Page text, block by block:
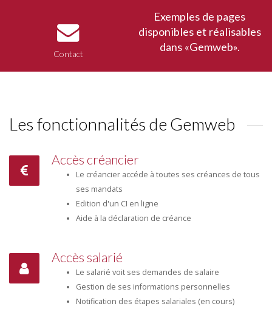
Contact
Exemples de pages
disponibles et réalisables
dans «Gemweb».
Les fonctionnalités de Gemweb
Accès créancier
Le créancier accéde à toutes ses créances de tous
ses mandats
Edition d'un CI en ligne
Aide à la déclaration de créance
Accès salarié
Le salarié voit ses demandes de salaire
Gestion de ses informations personnelles
Notification des étapes salariales (en cours)